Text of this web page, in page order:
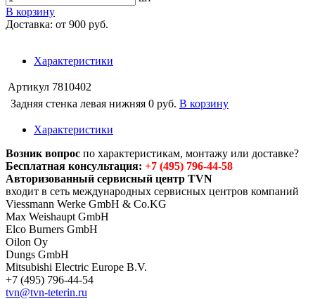
В корзину
Доставка: от 900 руб.
Характеристики
Артикул 7810402
Задняя стенка левая нижняя 0 руб. В корзину
Характеристики
Возник вопрос по характеристикам, монтажу или доставке?
Бесплатная консультация: +7 (495) 796-44-58
Авторизованный сервисный центр TVN
входит в сеть международных сервисных центров компаний
Viessmann Werke GmbH & Co.KG
Max Weishaupt GmbH
Elco Burners GmbH
Oilon Oy
Dungs GmbH
Mitsubishi Electric Europe B.V.
+7 (495) 796-44-54
tvn@tvn-teterin.ru